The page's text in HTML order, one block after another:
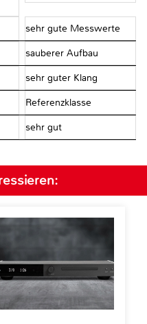
sehr gute Messwerte
sauberer Aufbau
sehr guter Klang
Referenzklasse
sehr gut